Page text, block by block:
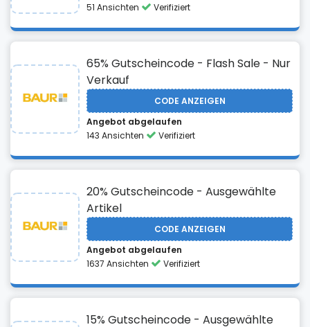
51 Ansichten
Verifiziert
65% Gutscheincode - Flash Sale - Nur
Verkauf
CODE ANZEIGEN
Angebot abgelaufen
143 Ansichten
Verifiziert
20% Gutscheincode - Ausgewählte
Artikel
CODE ANZEIGEN
Angebot abgelaufen
1637 Ansichten
Verifiziert
15% Gutscheincode - Ausgewählte